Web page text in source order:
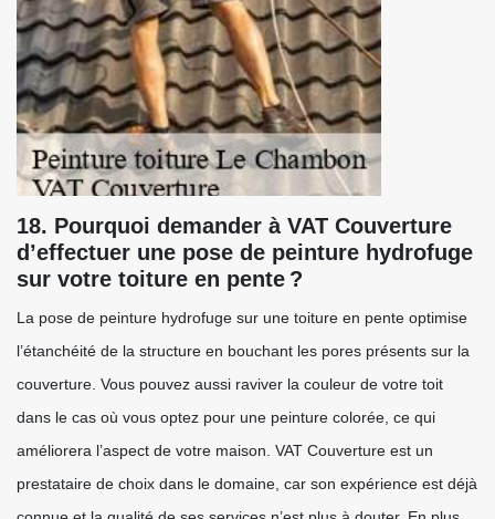
18. Pourquoi demander à VAT Couverture
d’effectuer une pose de peinture hydrofuge
sur votre toiture en pente ?
La pose de peinture hydrofuge sur une toiture en pente optimise
l’étanchéité de la structure en bouchant les pores présents sur la
couverture. Vous pouvez aussi raviver la couleur de votre toit
dans le cas où vous optez pour une peinture colorée, ce qui
améliorera l’aspect de votre maison. VAT Couverture est un
prestataire de choix dans le domaine, car son expérience est déjà